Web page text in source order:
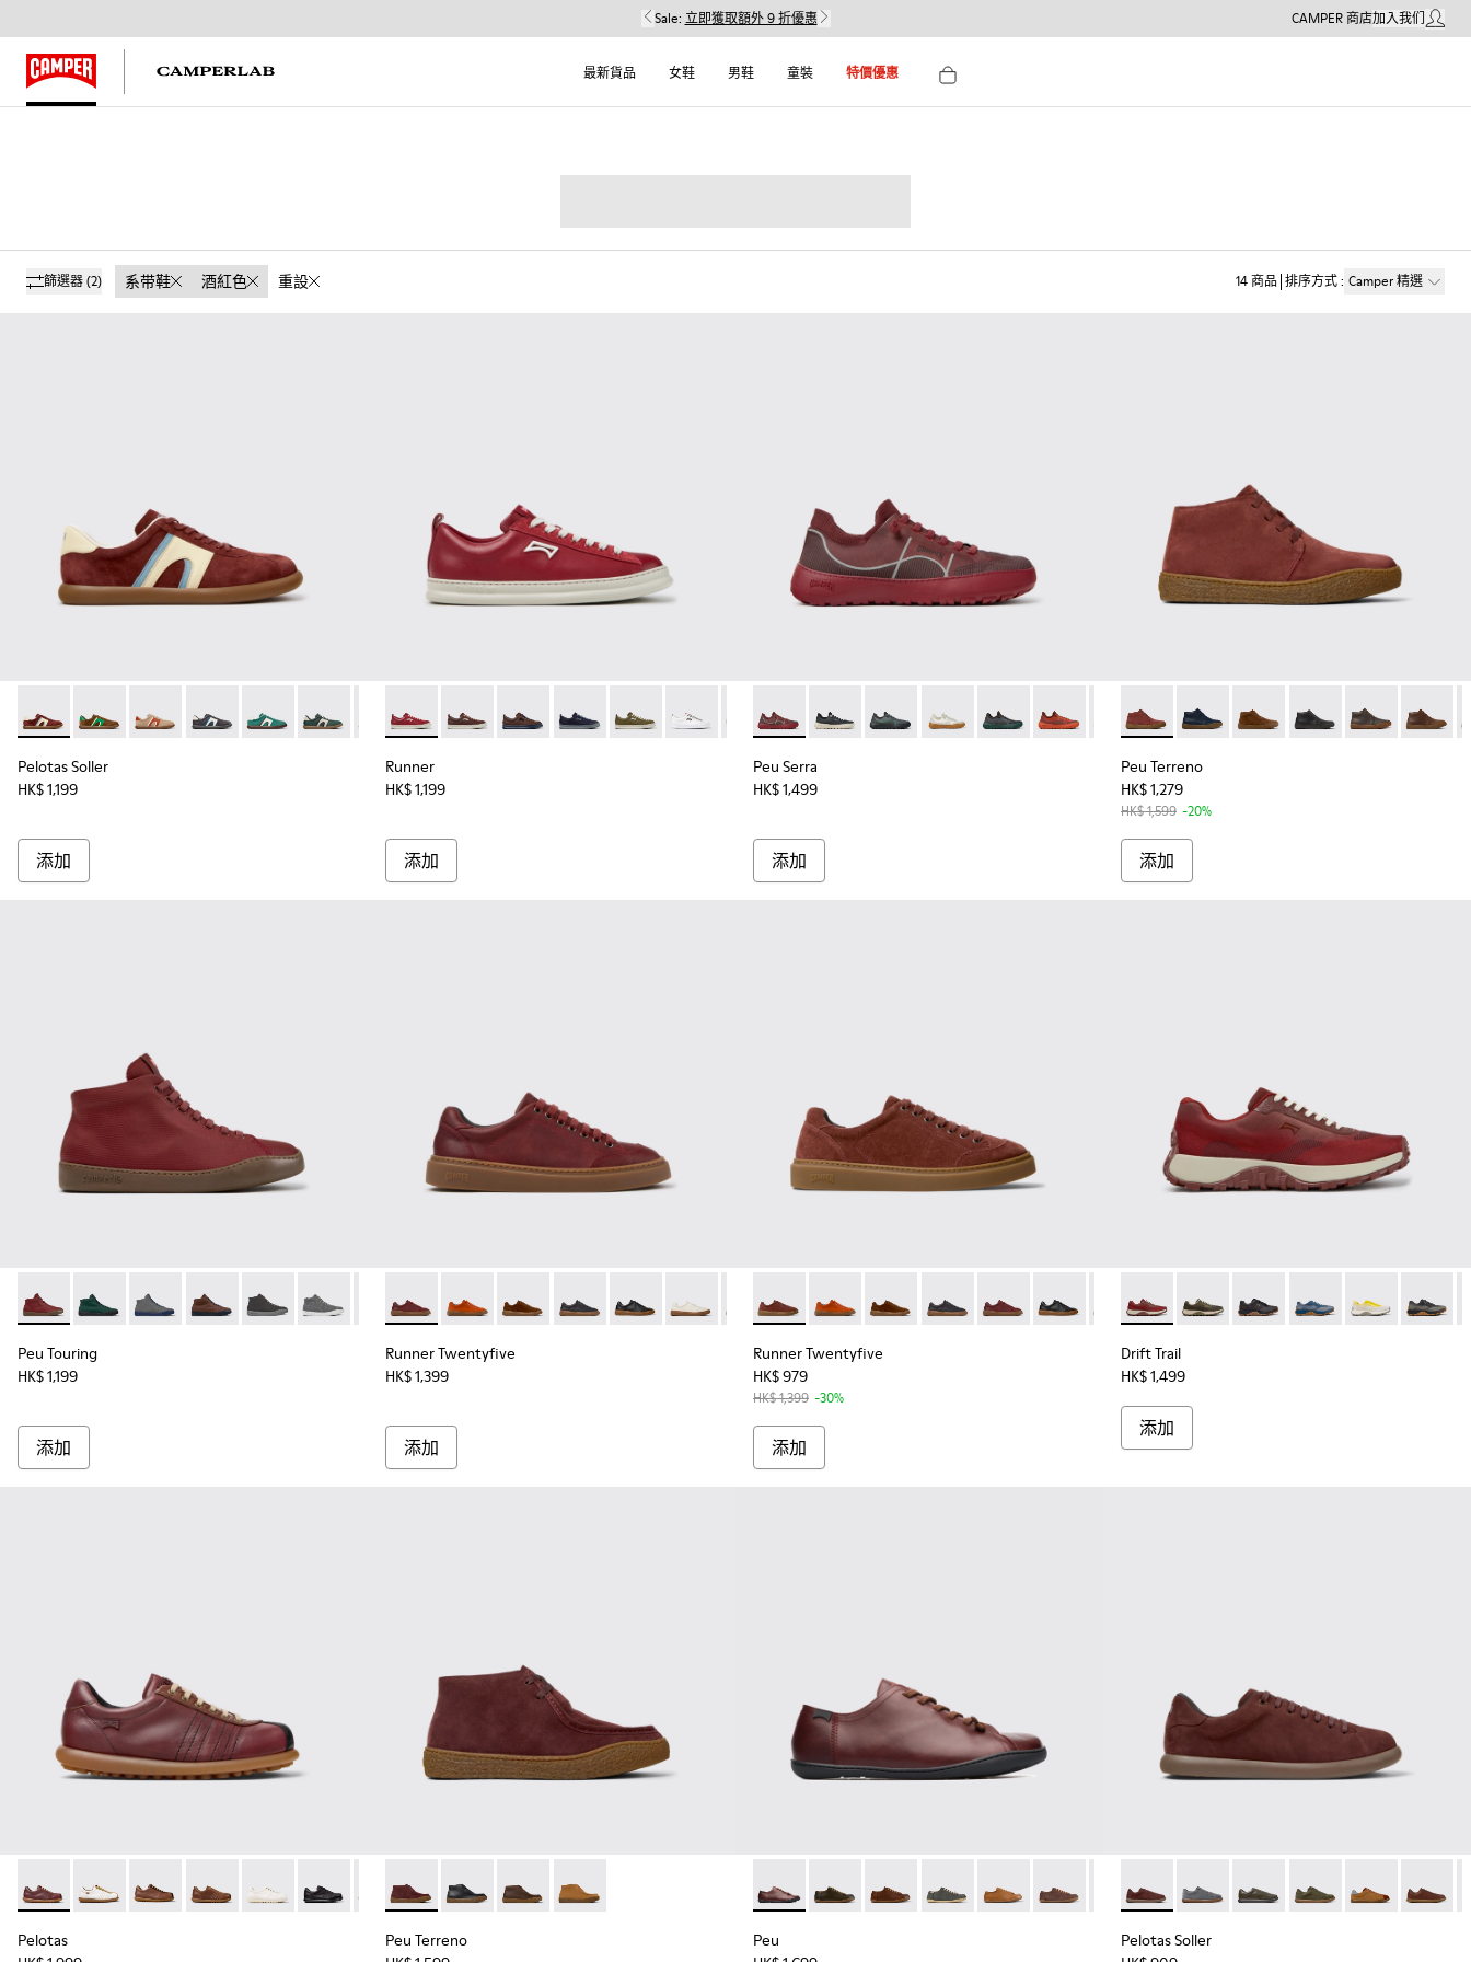
Sale: 立即獲取額外 9 折優惠 CAMPER 商店加入我们我的帳
最新貨品 女鞋 男鞋 童裝 特價優惠
篩選器(2) 系带鞋 酒紅色 重設 14商品 排序方式: Camper 精選
Pelotas Soller - K100937-037 - 男裝多色磨砂革和皮革運動鞋。
Pelotas Soller - K100937-038
Pelotas Soller - K100937-036
Pelotas Soller - K100937-033
Pelotas Soller - K100937-031
Pelotas Soller - K100937-030
Pelotas Soller - K100937-028
Pelotas Soller - K100937-027
Pelotas Soller - K100937-026
Pelotas Soller - K100937-024
Pelotas Soller - K100937-023
Pelotas Soller - K100937-022
Pelotas Soller - K100937-020
Pelotas Soller - K100937-019
Pelotas Soller - K100937-016
Pelotas Soller - K100937-015
Pelotas Soller - K100937-014
Pelotas Soller - K100937-013
Pelotas Soller - K100937-012
Pelotas Soller - K100937-010
Pelotas Soller - K100937-004
Pelotas Soller - K100937-002
Pelotas Soller
HK$ 1,199
添加
Runner - K101052-011 - 男裝酒紅色皮革和磨砂革運動鞋。
Runner - K101052-015
Runner - K101052-014
Runner - K101052-013
Runner - K101052-012
Runner - K101052-010
Runner - K101052-009
Runner - K101052-007
Runner - K101052-006
Runner - K101052-005
Runner - K101052-004
Runner - K101052-003
Runner - K101052-002
Runner
HK$ 1,199
添加
Peu Serra - K101007-017 - 男裝酒紅色再造 PET 工程材料運動鞋。
Peu Serra - K101007-016
Peu Serra - K101007-015
Peu Serra - K101007-011
Peu Serra - K101007-008
Peu Serra - K101007-007
Peu Serra - K101007-006
Peu Serra - K101007-005
Peu Serra
HK$ 1,499
添加
Peu Terreno - K300467-014 - Burgundy
Peu Terreno - K300467-013
Peu Terreno - K300467-012
Peu Terreno -Peu Terreno -
Peu
Peu Terreno
HK$ 1,279
HK$ 1,599 -20%
添加
Peu Touring - K300270-035 - 男裝酒紅色織物運動鞋。
Peu Touring - K300270-033
Peu Touring - K300270-032
Peu Touring - K300270-030
Peu Touring - K300270-018
Peu Touring - K300270-017
Peu Touring - K300270-016
Peu Touring - K300270-014
Peu Touring - K300270-008
Peu Touring - K300270-006
Peu Touring
HK$ 1,199
添加
Runner Twentyfive - K101105-012 - 男裝酒紅色運動皮鞋。
Runner Twentyfive - K101105-016
Runner Twentyfive - K101105-015
Runner Twentyfive - K101105-013
Runner Twentyfive - K101105-010
Runner Twentyfive - K101105-009
Runner Twentyfive - K101105-006 - Burgundy
Runner Twentyfive - K101105-005
Runner Twentyfive - K101105-002
Runner Twentyfive
HK$ 1,399
添加
Runner Twentyfive - K101105-006 - Burgundy
Runner Twentyfive - K101105-016
Runner Twentyfive - K101105-015
Runner Twentyfive - K101105-013
Runner Twentyfive - K101105-012 - 男裝酒紅色運動皮鞋。
Runner Twentyfive - K101105-010
Runner Twentyfive - K101105-009
Runner Twentyfive - K101105-005
Runner Twentyfive - K101105-002
Runner Twentyfive
HK$ 979
HK$ 1,399 -30%
添加
Drift Trail - K101084-006 - 男裝酒紅色再造
Drift Trail - K101084-007
Drift Trail - K101084-005
Drift Trail - K101084-
Drift Trail -
Drift
Drift Trail
HK$ 1,499
添加
Pelotas - K101018-007 - 男裝多色皮鞋。
Pelotas - K101018-010
Pelotas - K101018-009
Pelotas - K101018-004
Pelotas - K101018-003
Pelotas - K101018-002
Pelotas - K101018-001
Pelotas
Peu Terreno - K300530-001 - 男裝酒紅色麂皮及踝靴。
Peu Terreno - K300530-005
Peu Terreno - K300530-004
Peu Terreno - K300530-003
Peu Terreno
Peu - 17665-173 - Burgundy
Peu - 17665-320
Peu - 17665-318
Peu - 17665-317
Peu - 17665-316Peu - 17665-315Peu - 17665-305
Peu - 17665-304
Peu - 17665-296
Peu - 17665-294
Peu - 17665-287
Peu - Peu -
Peu
Pelotas Soller - K101003-007 - 男裝酒紅色
Pelotas Soller - K101003-015
Pelotas Soller - K101003-014
Pelotas Soller -
Pelotas Soller
Pelotas
Pelotas Soller